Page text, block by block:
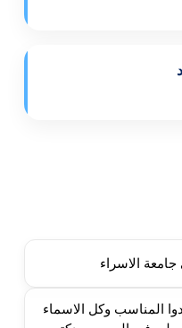
المناسب وكل الاسماء